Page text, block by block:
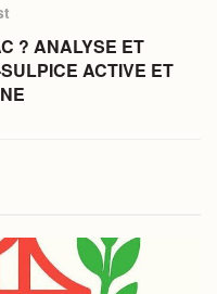
? ANALYSE ET
ACTIVE ET